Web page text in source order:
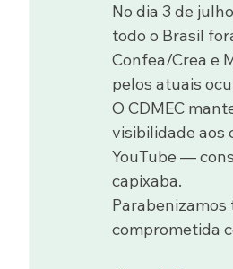
No dia 3 de
todo o Brasil
Confea/Crea e
pelos atuais
O CDMEC
visibilidade aos
YouTube —
capixaba.
comprometida